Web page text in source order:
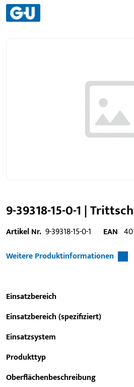
9-39318-15-0-1 |
Artikel Nr. 9-39318-15-0-1 EAN
Weitere Produktinformationen
Einsatzbereich
Einsatzbereich (spezifiziert)
Einsatzsystem
Produkttyp
Oberflächenbeschreibung